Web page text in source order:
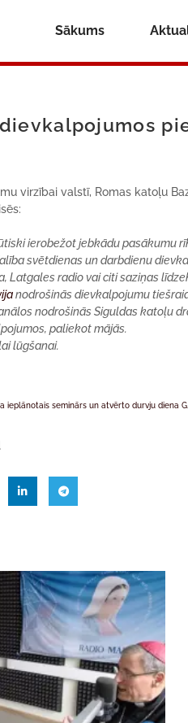
Sākums
virzībai valstī, Romas katoļu
ierobežot jebkādu pasākumu
svētdienas un darbdienu
Latgales radio vai citi saziņas
nodrošinās dievkalpojumu
nodrošinās Siguldas katoļu
paliekot mājās.
lūgšanai.